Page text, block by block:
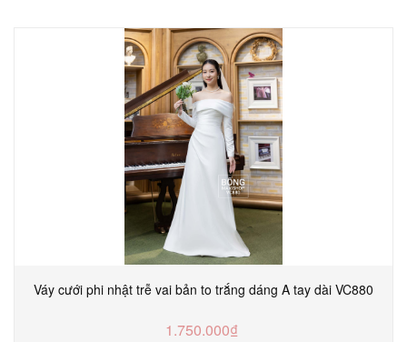
Váy cưới phi nhật trễ vai bản to trắng dáng A tay dài VC880
1.750.000₫